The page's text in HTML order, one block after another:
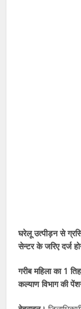
घरेलू उत्पीड़न से
सेन्टर के जरिए दर्ज
गरीब महिला का 1
कल्याण विभाग की